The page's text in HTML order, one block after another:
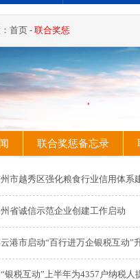
首页 - 联合奖惩
闻 联合奖惩备忘录
市越秀区强化粮食行业信用体系
省诚信示范企业创建工作启动
港市启动“百行进万企银税互动”
银税互动”上半年为4357户纳税人